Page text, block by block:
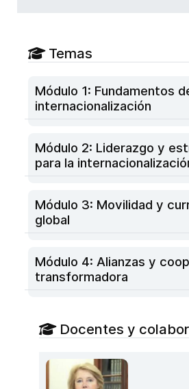
Temas
Módulo 1: Fundamentos
internacionalización
Módulo 2: Liderazgo y
para la
Módulo 3: Movilidad y
global
Módulo 4: Alianzas y
transformadora
Docentes y